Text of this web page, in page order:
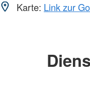
Karte: Link zur